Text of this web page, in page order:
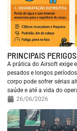
PRINCIPAIS
A prática do Airsoft exige
pesados e longos
corpo pode sofrer sérias
saúde e até a vida do
26/06/2026